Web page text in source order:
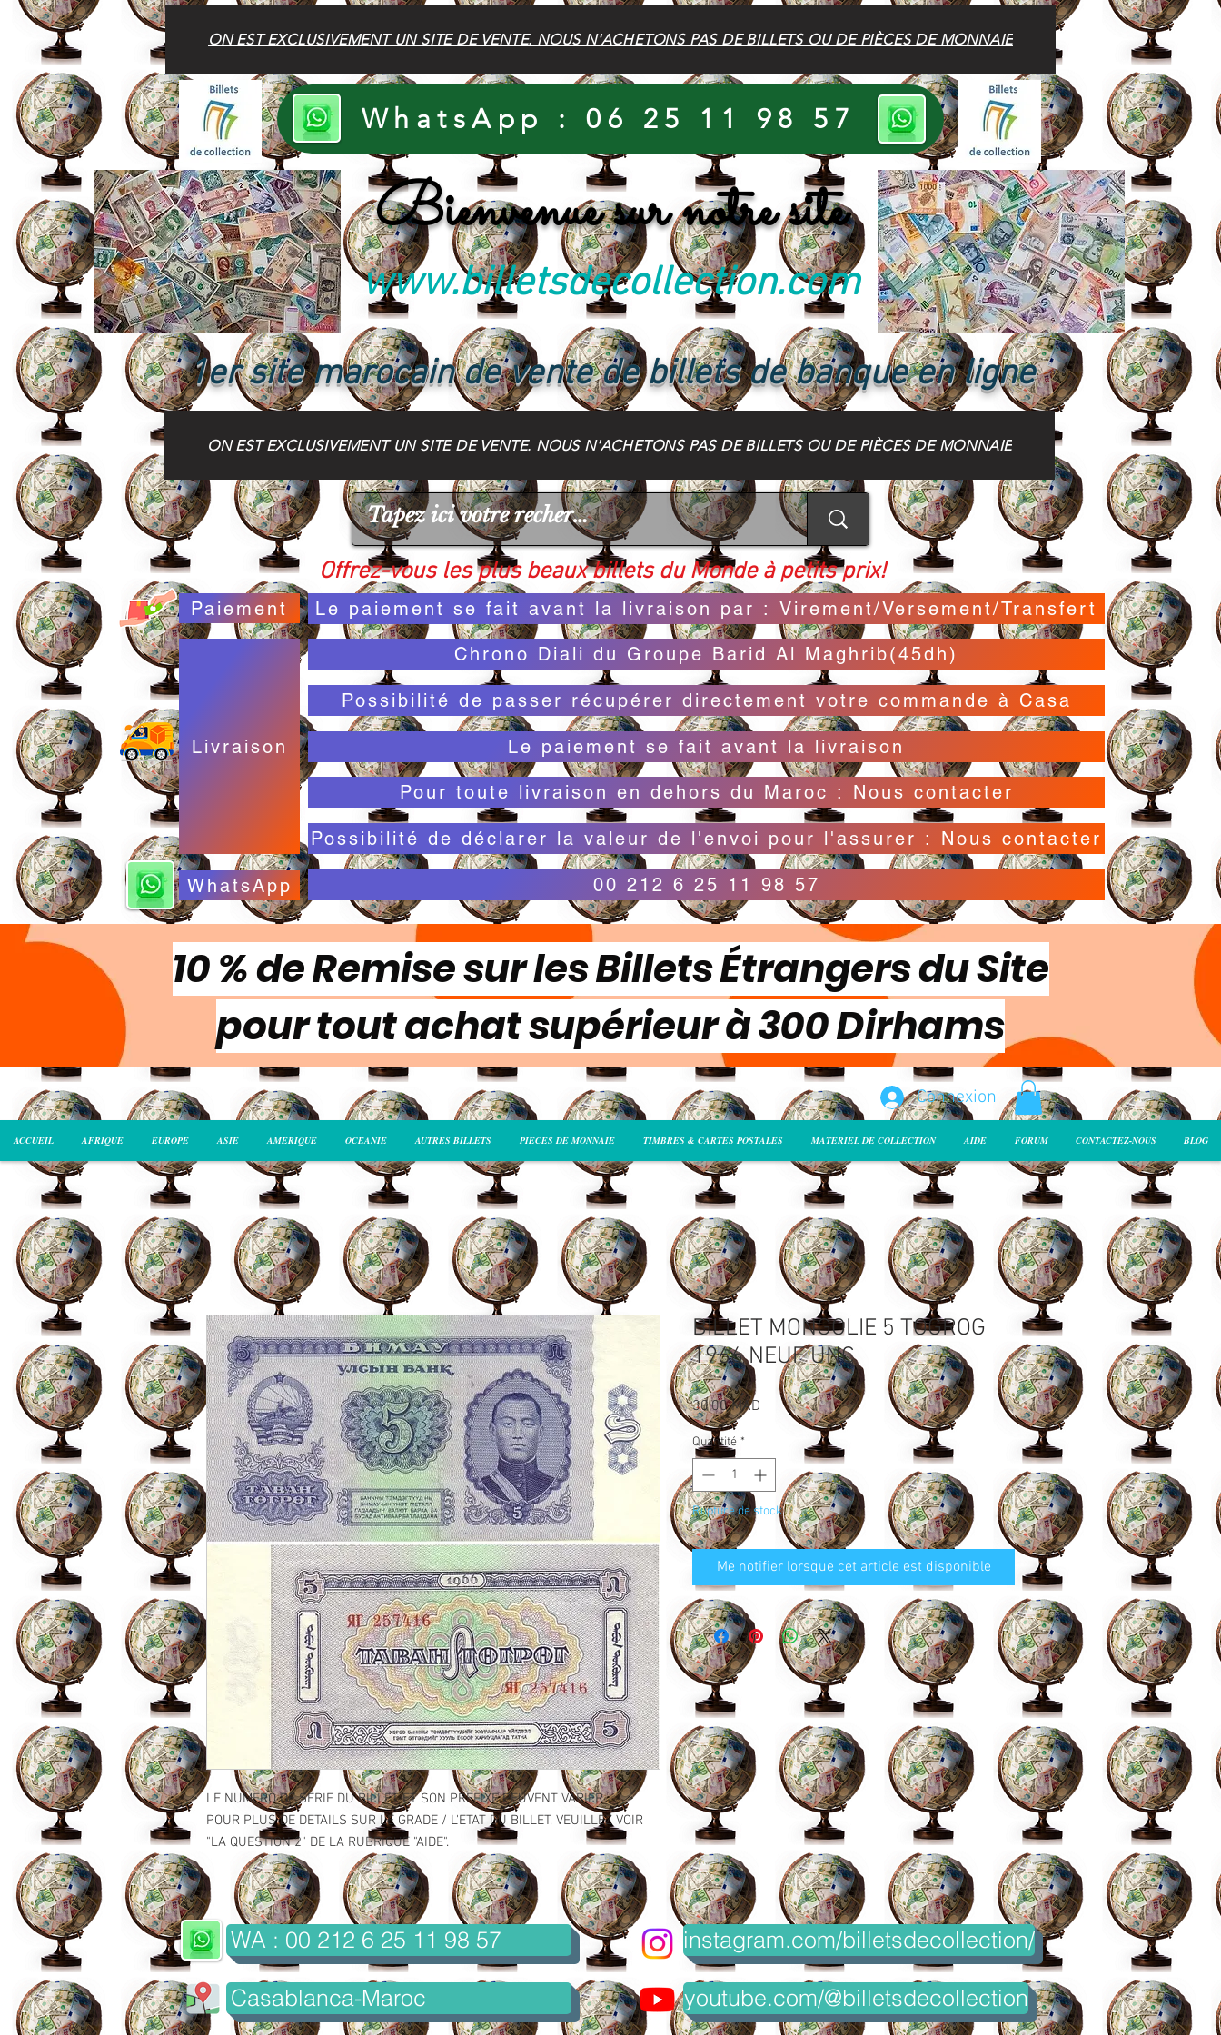
ON EST EXCLUSIVEMENT UN SITE DE VENTE. NOUS N'ACHETONS PAS DE BILLETS OU DE PIÈCES DE MONNAIE
WhatsApp : 06 25 11 98 57
Bienvenue sur notre site
www.billetsdecollection.com
1er site marocain de vente de billets de banque en ligne
ON EST EXCLUSIVEMENT UN SITE DE VENTE. NOUS N'ACHETONS PAS DE BILLETS OU DE PIÈCES DE MONNAIE
Offrez-vous les plus beaux billets du Monde à petits prix!
Paiement Le paiement se fait avant la livraison par : Virement/Versement/Transfert
Livraison
Chrono Diali du Groupe Barid Al Maghrib(45dh)
Possibilité de passer récupérer directement votre commande à Casa
Le paiement se fait avant la livraison
Pour toute livraison en dehors du Maroc : Nous contacter
Possibilité de déclarer la valeur de l'envoi pour l'assurer : Nous contacter
WhatsApp 00 212 6 25 11 98 57
10 % de Remise sur les Billets Étrangers du Site
pour tout achat supérieur à 300 Dirhams
Connexion
ACCUEIL AFRIQUE EUROPE ASIE AMERIQUE OCEANIE AUTRES BILLETS PIECES DE MONNAIE TIMBRES & CARTES POSTALES MATERIEL DE COLLECTION AIDE FORUM CONTACTEZ-NOUS BLOG
LE NUMERO DE SERIE DU BILLET ET SON PREFIXE PEUVENT VARIER.
POUR PLUS DE DETAILS SUR LE GRADE / L'ETAT DU BILLET, VEUILLEZ VOIR
"LA QUESTION 2" DE LA RUBRIQUE "AIDE".
BILLET MONGOLIE 5 TOGROG
1966 NEUF UNC
30,00 MAD Prix
Quantité *
Rupture de stock
Me notifier lorsque cet article est disponible
WA : 00 212 6 25 11 98 57
Casablanca-Maroc
instagram.com/billetsdecollection/
youtube.com/@billetsdecollection